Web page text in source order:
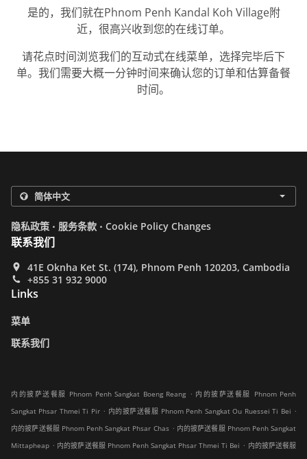
是的，我们就在Phnom Penh Kandal Koh Village附
近，很高兴收到您的在线订单。
请花点时间浏览我们的互动式在线菜单，选择完毕后下
单。我们需要大概一分钟时间来确认您的订单和估算备餐
时间。
隐私政策 . 服务条款 . Cookie Policy Changes
联系我们
41E Oknha Ket St. (174), Phnom Penh 120203, Cambodia
+855 31 932 9000
Links
菜单
联系我们
内的披萨送餐服 Phnom Penh Sangkat Boeng Reang . 内的披萨送餐服 Phnom Penh
Sangkat Phsar Thmei Ti Pir . 内的披萨送餐服 Phnom Penh Sangkat Ou Ruessei Ti Bei .
内的披萨送餐服 Phnom Penh Sangkat Phsar Chas . 内的披萨送餐服 Phnom Penh Sangkat
Mittapheap . 内的披萨送餐服 Phnom Penh Sangkat Phsar Thmei Ti Bei . 内的披萨送餐服